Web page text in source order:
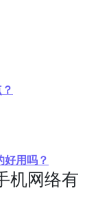
用吗？
机网络有